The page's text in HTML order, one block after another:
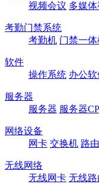
视频会议 多媒体
考勤门禁系统
考勤机 门禁一体
软件
操作系统 办公
服务器
服务器 服务器
网络设备
网卡 交换机 路
无线网络
无线网卡 无线路